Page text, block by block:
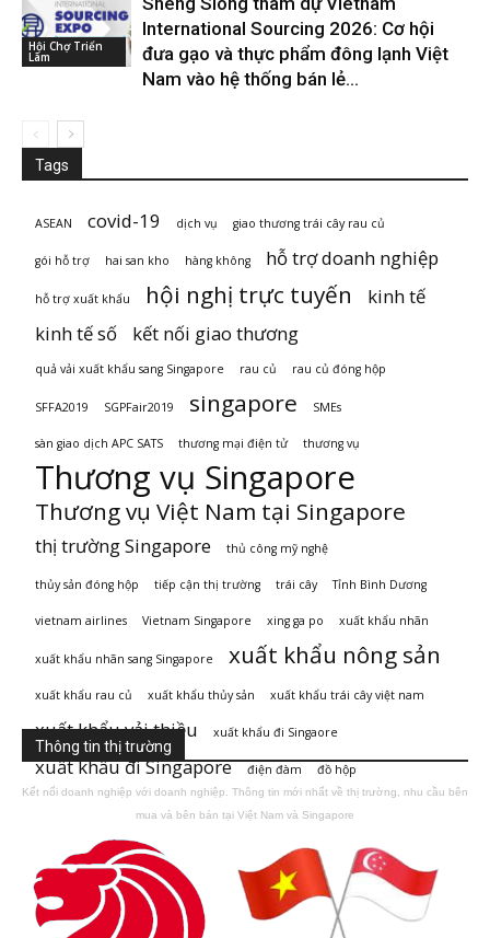
Hội Chợ Triển
Lãm
International Sourcing 2026: Cơ hội
đưa gạo và thực phẩm đông lạnh Việt
Nam vào hệ thống bán lẻ...
Tags
ASEAN covid-19 dịch vụ giao thương trái cây rau củ
gói hỗ trợ hai san kho hàng không hỗ trợ doanh nghiệp
hỗ trợ xuất khẩu hội nghị trực tuyến
kinh tế
kinh tế số
kết nối giao thương
quả vải xuất khẩu sang Singapore rau củ rau củ đóng hộp
SFFA2019 SGPFair2019 singapore SMEs
sàn giao dịch APC SATS thương mại điện tử thương vụ
Thương vụ Singapore
Thương vụ Việt Nam tại Singapore
thị trường Singapore thủ công mỹ nghệ
thủy sản đóng hộp tiếp cận thị trường trái cây Tỉnh Bình Dương
vietnam airlines Vietnam Singapore xing ga po xuất khẩu nhãn
xuất khẩu nhãn sang Singapore xuất khẩu nông sản
xuất khẩu rau củ xuất khẩu thủy sản xuất khẩu trái cây việt nam
xuất khẩu vải thiều xuất khẩu đi Singaore
xuất khẩu đi Singapore điện đàm đồ hộp
Thông tin thị trường
Kết nối doanh nghiệp với doanh nghiệp. Thông tin mới nhất về thị trường, nhu cầu bên
mua và bên bán tại Việt Nam và Singapore